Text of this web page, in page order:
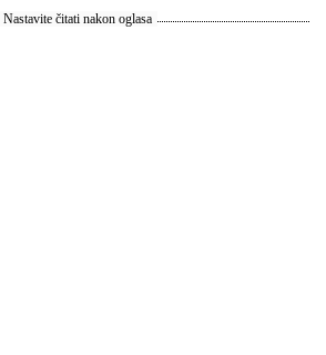
Nastavite čitati nakon oglasa